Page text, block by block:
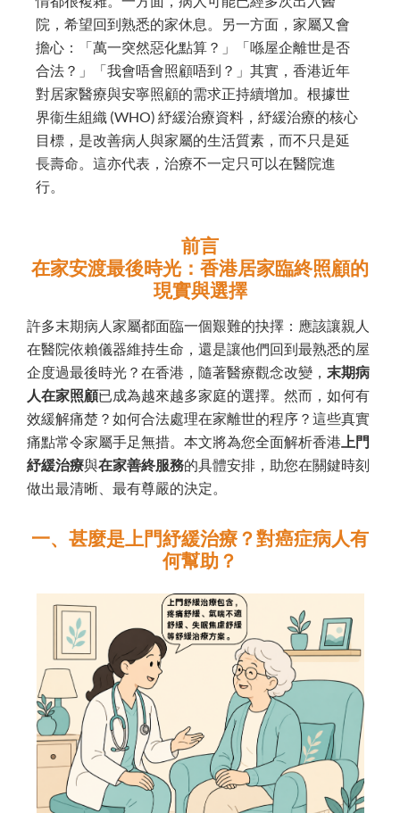
院，希望回到熟悉的家休息。另一方面，家屬又會
擔心：「萬一突然惡化點算？」「喺屋企離世是否
合法？」「我會唔會照顧唔到？」其實，香港近年
對居家醫療與安寧照顧的需求正持續增加。根據世
界衞生組織 (WHO) 紓緩治療資料，紓緩治療的核心
目標，是改善病人與家屬的生活質素，而不只是延
長壽命。這亦代表，治療不一定只可以在醫院進
行。
前言
在家安渡最後時光：香港居家臨終照顧的
現實與選擇
許多末期病人家屬都面臨一個艱難的抉擇：應該讓親人
在醫院依賴儀器維持生命，還是讓他們回到最熟悉的屋
企度過最後時光？在香港，隨著醫療觀念改變， 末期病
人在家照顧已成為越來越多家庭的選擇。然而，如何有
效緩解痛楚？如何合法處理在家離世的程序？這些真實
痛點常令家屬手足無措。本文將為您全面解析香港 上門
紓緩治療與在家善終服務的具體安排，助您在關鍵時刻
做出最清晰、最有尊嚴的決定。
一、甚麼是上門紓緩治療？對癌症病人有
何幫助？